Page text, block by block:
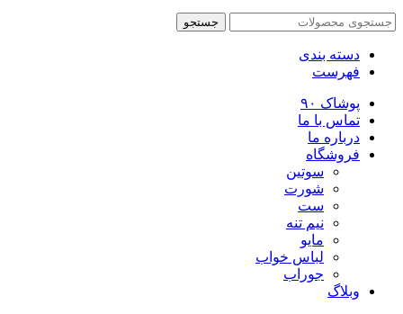
جستجو
دسته بندی
فهرست
پوشاک ۹۰
تماس با ما
درباره ما
فروشگاه
سوتین
شورت
ست
نیم تنه
مایو
لباس خواب
جوراب
وبلاگ